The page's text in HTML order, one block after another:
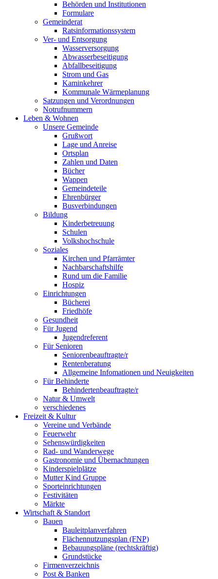
Behörden und Institutionen
Formulare
Gemeinderat
Ratsinformationssystem
Ver- und Entsorgung
Wasserversorgung
Abwasserbeseitigung
Abfallbeseitigung
Strom und Gas
Kaminkehrer
Kommunale Wärmeplanung
Satzungen und Verordnungen
Notrufnummern
Leben & Wohnen
Unsere Gemeinde
Grußwort
Lage und Anreise
Ortsplan
Zahlen und Daten
Bücher
Wappen
Gemeindeteile
Ehrenbürger
Busverbindungen
Bildung
Kinderbetreuung
Schulen
Volkshochschule
Soziales
Kirchen und Pfarrämter
Nachbarschaftshilfe
Rund um die Familie
Hospiz
Einrichtungen
Bücherei
Friedhöfe
Gesundheit
Für Jugend
Jugendreferent
Für Senioren
Seniorenbeauftragte/r
Rentenberatung
Allgemeine Infomationen und Neuigkeiten
Für Behinderte
Behindertenbeauftragte/r
Natur & Umwelt
verschiedenes
Freizeit & Kultur
Vereine und Verbände
Feuerwehr
Sehenswürdigkeiten
Rad- und Wanderwege
Gastronomie und Übernachtungen
Kinderspielplätze
Mutter Kind Gruppe
Sporteinrichtungen
Festivitäten
Märkte
Wirtschaft & Standort
Bauen
Bauleitplanverfahren
Flächennutzungsplan (FNP)
Bebauungspläne (rechtskräftig)
Grundstücke
Firmenverzeichnis
Post & Banken